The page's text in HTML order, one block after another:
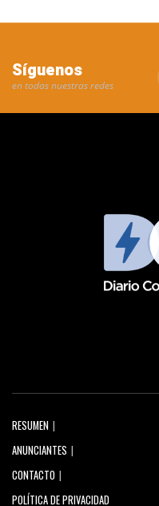
Síguenos
en todas nuestras redes
RESUMEN
ANUNCIANTES
CONTACTO
POLÍTICA DE PRIVACIDAD